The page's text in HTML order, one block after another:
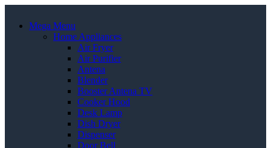
Mega Menu
Home Appliances
Air Fryer
Air Purifier
Antena
Blender
Booster Antena TV
Cooker Hood
Desk Lamp
Dish Dryer
Dispenser
Door Bell